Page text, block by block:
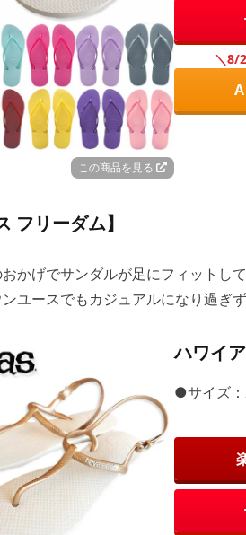
この商品を見る
＼8/
フリーダム】
かげでサンダルが足にフィットし
ユースでもカジュアルになり過ぎ
ハワイ
●サイズ